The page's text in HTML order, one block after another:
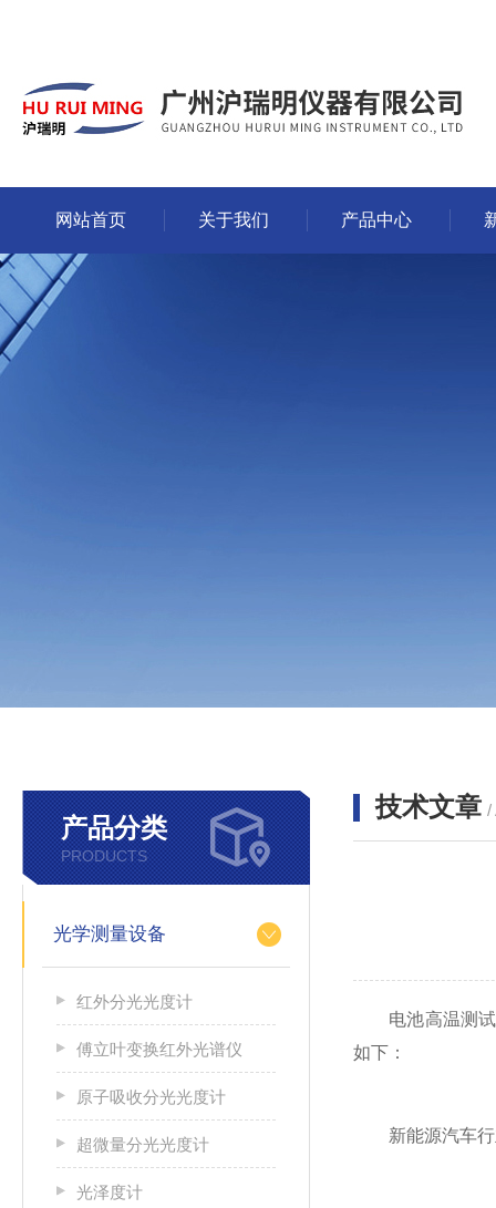
网站首页 关于我们 产品中心
产品分类
PRODUCTS
光学测量设备
红外分光光度计
傅立叶变换红外光谱仪
原子吸收分光光度计
超微量分光光度计
光泽度计
技术文章 /
电池高温测试
如下：
新能源汽车行